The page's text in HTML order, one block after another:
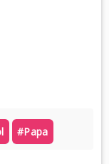
#papa